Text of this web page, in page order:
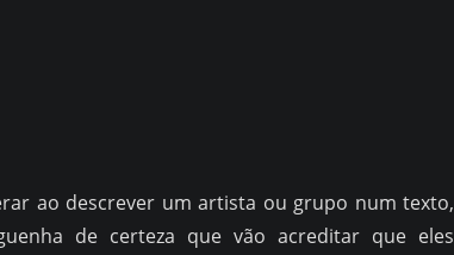
ao descrever um artista ou grupo num texto,
de certeza que vão acreditar que eles